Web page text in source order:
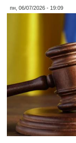
пн, 06/07/2026 - 19:09